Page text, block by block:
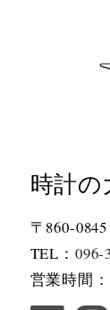
時計の
〒860-
TEL： 096-
営業時間